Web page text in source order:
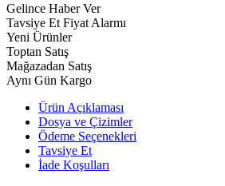
Gelince Haber Ver
Tavsiye Et Fiyat Alarmı
Yeni Ürünler
Toptan Satış
Mağazadan Satış
Aynı Gün Kargo
Ürün Açıklaması
Dosya ve Çizimler
Ödeme Seçenekleri
Tavsiye Et
İade Koşulları